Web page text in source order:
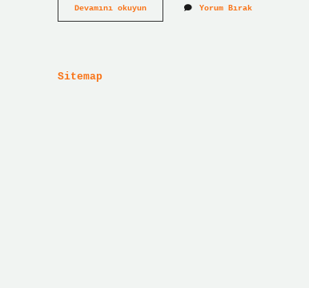
Devamını okuyunCümledeki
Adlar
Yorum Bırak
Sitemap